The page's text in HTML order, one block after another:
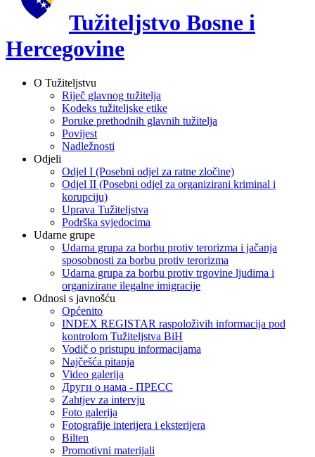
Tužiteljstvo Bosne i
Hercegovine
O Tužiteljstvu
Riječ glavnog tužitelja
Kodeks tužiteljske etike
Poruke prethodnih glavnih tužitelja
Povijest
Nadležnosti
Odjeli
Odjel I (Posebni odjel za ratne zločine)
Odjel II (Posebni odjel za organizirani kriminal i
korupciju)
Uprava Tužiteljstva
Podrška svjedocima
Udarne grupe
Udarna grupa za borbu protiv terorizma i jačanja
sposobnosti za borbu protiv terorizma
Udarna grupa za borbu protiv trgovine ljudima i
organizirane ilegalne imigracije
Odnosi s javnošću
Općenito
INDEX REGISTAR raspoloživih informacija pod
kontrolom Tužiteljstva BiH
Vodič o pristupu informacijama
Najčešća pitanja
Video galerija
Други о нама - ПРЕСC
Zahtjev za intervju
Foto galerija
Fotografije interijera i eksterijera
Bilten
Promotivni materijali